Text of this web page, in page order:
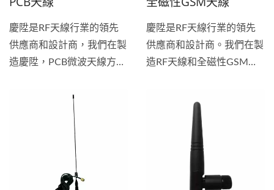
慶陞是RF天線行業的領先
供應商和設計商，我們在製
造慶陞，PCB微波天線方面
來一直專注於製造GSM天
線，射頻天線，防水天線。
我們的目標是為客戶提供高
品質，有競爭力的價格和優
質服務的產品。我們為客戶
提供全面的產品管理，符合
慶陞是RF天線行業的領先
供應商和設計商。我們在製
造RF天線和全磁性GSM天
GSM天線，射頻天線，防
水天線。我們的目標是為客
戶提供高品質，有競爭力的
價格和優質服務的產品。我
們為客戶提供全面的產品管